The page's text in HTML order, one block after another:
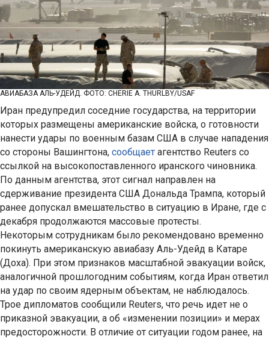
АВИАБАЗА АЛЬ-УДЕЙД. ФОТО: CHERIE A. THURLBY/USAF
Иран предупредил соседние государства, на территории
которых размещены американские войска, о готовности
нанести удары по военным базам США в случае нападения
со стороны Вашингтона, сообщает агентство Reuters со
ссылкой на высокопоставленного иранского чиновника.
По данным агентства, этот сигнал направлен на
сдерживание президента США Дональда Трампа, который
ранее допускал вмешательство в ситуацию в Иране, где с
декабря продолжаются массовые протесты.
Некоторым сотрудникам было рекомендовано временно
покинуть американскую авиабазу Аль-Удейд в Катаре
(Доха). При этом признаков масштабной эвакуации войск,
аналогичной прошлогодним событиям, когда Иран ответил
на удар по своим ядерным объектам, не наблюдалось.
Трое дипломатов сообщили Reuters, что речь идет не о
приказной эвакуации, а об «изменении позиции» и мерах
предосторожности. В отличие от ситуации годом ранее, на